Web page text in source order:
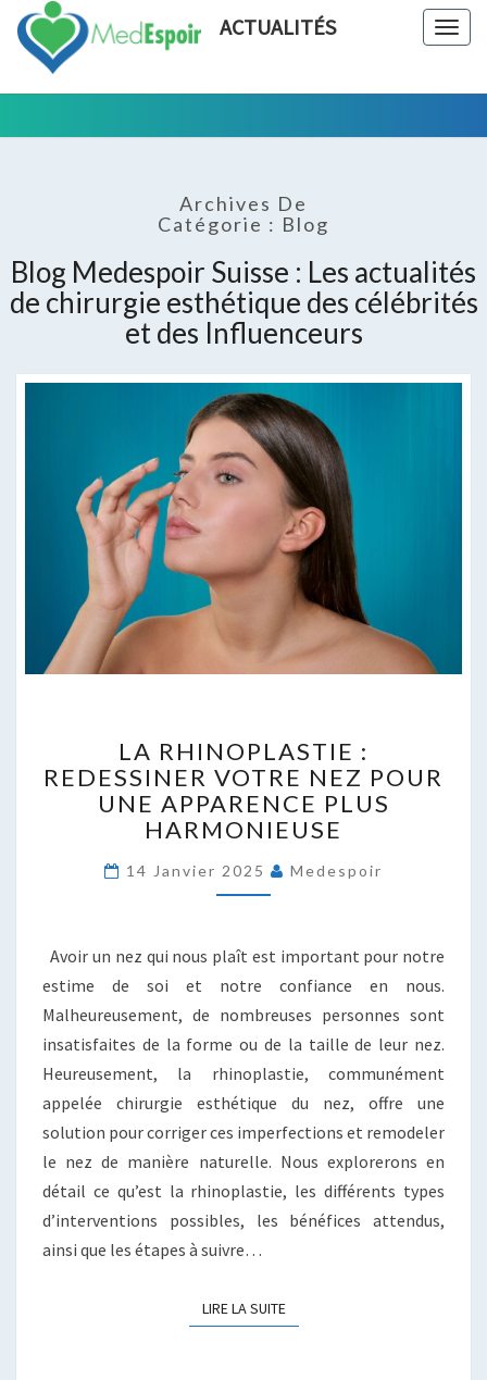
ACTUALITÉS
Avec La
Chirurgie
Esthétique
Archives De
Catégorie : Blog
Blog Medespoir Suisse : Les actualités
de chirurgie esthétique des célébrités
et des Influenceurs
RHINOPLASTIE
:
REDESSINER
VOTRE
POUR
UNE
HARMONIEUSE
LA RHINOPLASTIE :
REDESSINER VOTRE NEZ POUR
UNE APPARENCE PLUS
HARMONIEUSE
14 Janvier 2025 Medespoir
Avoir un nez qui nous plaît est important pour notre
estime de soi et notre confiance en nous.
Malheureusement, de nombreuses personnes sont
insatisfaites de la forme ou de la taille de leur nez.
Heureusement, la rhinoplastie, communément
appelée chirurgie esthétique du nez, offre une
solution pour corriger ces imperfections et remodeler
le nez de manière naturelle. Nous explorerons en
détail ce qu’est la rhinoplastie, les différents types
d’interventions possibles, les bénéfices attendus,
ainsi que les étapes à suivre…
LIRE LA SUITELIRE LA SUITE